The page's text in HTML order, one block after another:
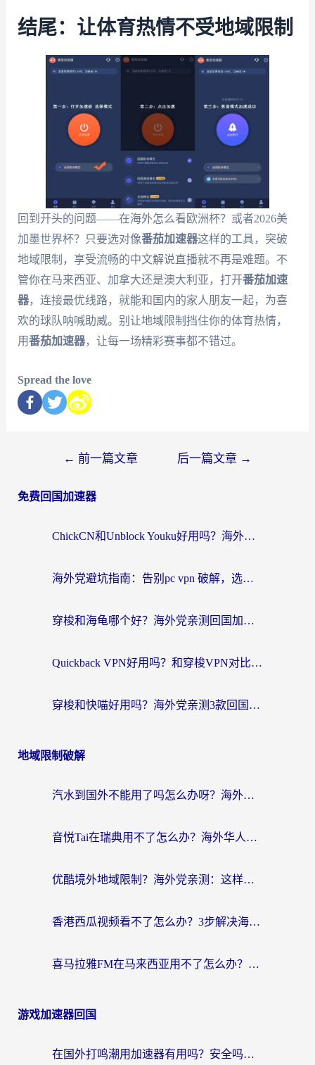
结尾：让体育热情不受地域限制
回到开头的问题——在海外怎么看欧洲杯？或者2026美
加墨世界杯？只要选对像番茄加速器这样的工具，突破
地域限制，享受流畅的中文解说直播就不再是难题。不
管你在马来西亚、加拿大还是澳大利亚，打开番茄加速
器，连接最优线路，就能和国内的家人朋友一起，为喜
欢的球队呐喊助威。别让地域限制挡住你的体育热情，
用番茄加速器，让每一场精彩赛事都不错过。
Spread the love
← 前一篇文章 后一篇文章 →
免费回国加速器
ChickCN和Unblock Youku好用吗？海外党亲测3款回国加速器，附iOS免费选择指南
海外党避坑指南：告别pc vpn 破解，选对回国加速器轻松访问国内资源
穿梭和海龟哪个好？海外党亲测回国加速器，附电脑免费VPN推荐
Quickback VPN好用吗？和穿梭VPN对比哪个回国效果更好？海外党必看的真实测评与选择指南
穿梭和快喵好用吗？海外党亲测3款回国加速器，附日本回国VPN避坑指南
地域限制破解
汽水到国外不能用了吗怎么办呀？海外党追剧看片的救星在这里！
音悦Tai在瑞典用不了怎么办？海外华人追剧听歌的实用指南
优酷境外地域限制？海外党亲测：这样看国内剧再也不卡（附3个实用场景解决）
香港西瓜视频看不了怎么办？3步解决海外追剧难题，附靠谱加速器推荐
喜马拉雅FM在马来西亚用不了怎么办？海外华人亲测有效的回国加速指南
游戏加速器回国
在国外打鸣潮用加速器有用吗？安全吗？海外玩家国服游戏加速全指南